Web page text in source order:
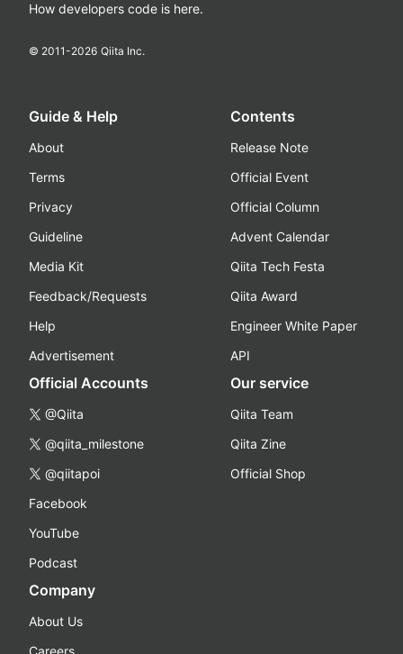
How developers code is here.
© 2011-2026 Qiita Inc.
Guide & Help
About
Terms
Privacy
Guideline
Media Kit
Feedback/Requests
Help
Advertisement
Contents
Release Note
Official Event
Official Column
Advent Calendar
Qiita Tech Festa
Qiita Award
Engineer White Paper
API
Official Accounts
@Qiita
@qiita_milestone
@qiitapoi
Facebook
YouTube
Podcast
Our service
Qiita Team
Qiita Zine
Official Shop
Company
About Us
Careers